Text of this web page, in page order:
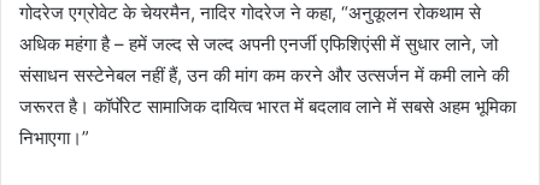
गोदरेज एग्रोवेट के चेयरमैन, नादिर गोदरेज ने कहा, “अनुकूलन रोकथाम से
अधिक महंगा है – हमें जल्द से जल्द अपनी एनर्जी एफिशिएंसी में सुधार लाने, जो
संसाधन सस्टेनेबल नहीं हैं, उन की मांग कम करने और उत्सर्जन में कमी लाने की
जरूरत है। कॉर्पाेरेट सामाजिक दायित्व भारत में बदलाव लाने में सबसे अहम भूमिका
निभाएगा।”